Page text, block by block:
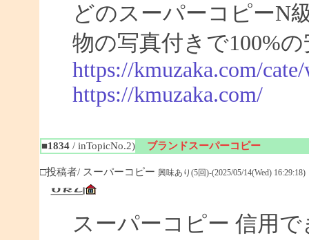
どのスーパーコピーN
物の写真付きで100%
https://kmuzaka.com/
https://kmuzaka.com/
■1834/ inTopicNo.2) ブランドスーパーコピー
□投稿者/ スーパーコピー 興味あり(5回)-(2025/05/14(Wed) 16:29:18)
スーパーコピー 信用